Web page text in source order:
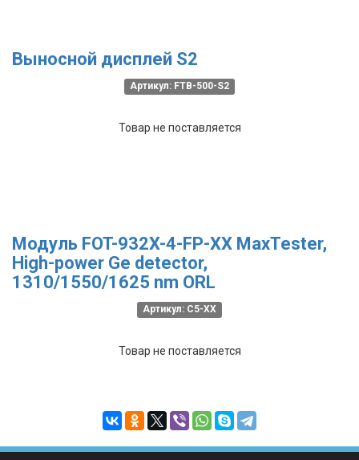
Выносной дисплей S2
Артикул: FTB-500-S2
Товар не поставляется
Модуль FOT-932X-4-FP-XX MaxTester,
High-power Ge detector,
1310/1550/1625 nm ORL
Артикул: C5-XX
Товар не поставляется